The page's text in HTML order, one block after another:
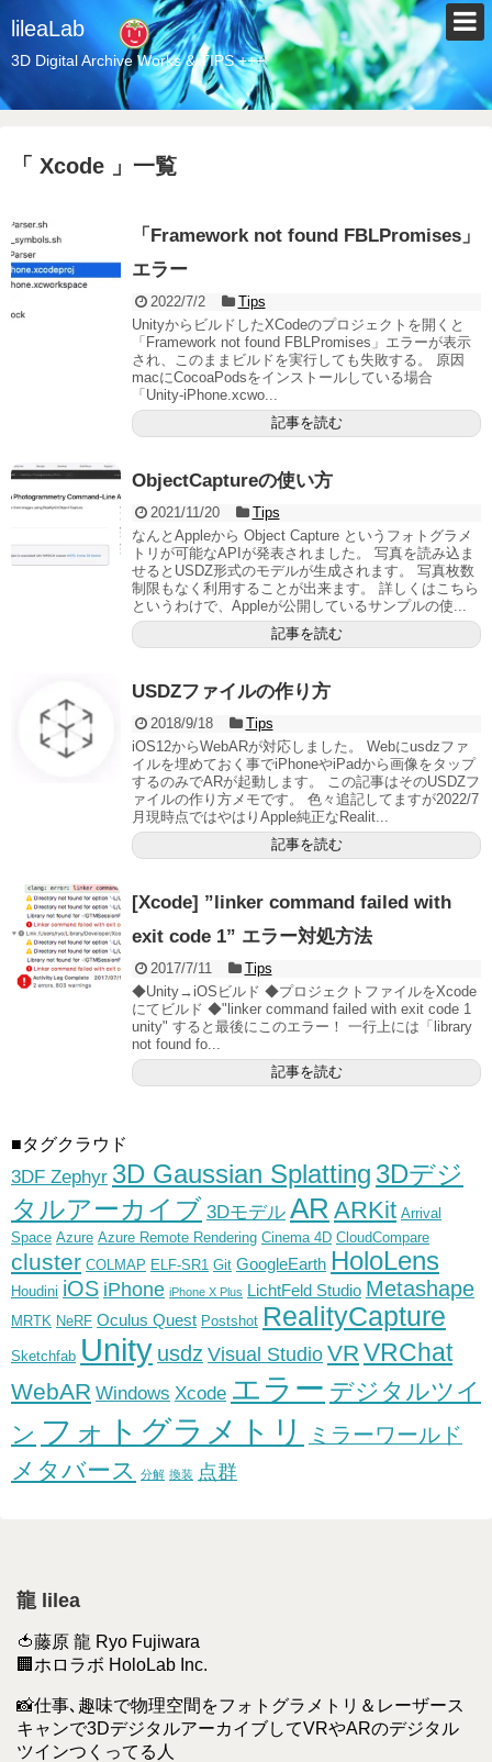
lileaLab
3D Digital Archive Works & TIPS +++
「 Xcode 」一覧
「Framework not found FBLPromises」
エラー
2022/7/2
Tips
UnityからビルドしたXCodeのプロジェクトを開くと
「Framework not found FBLPromises」エラーが表示
され、このままビルドを実行しても失敗する。 原因
macにCocoaPodsをインストールしている場合
「Unity-iPhone.xcwo...
記事を読む
ObjectCaptureの使い方
2021/11/20
Tips
なんとAppleから Object Capture というフォトグラメ
トリが可能なAPIが発表されました。 写真を読み込ま
せるとUSDZ形式のモデルが生成されます。 写真枚数
制限もなく利用することが出来ます。 詳しくはこちら
というわけで、Appleが公開しているサンプルの使...
記事を読む
USDZファイルの作り方
2018/9/18
Tips
iOS12からWebARが対応しました。 Webにusdzファ
イルを埋めておく事でiPhoneやiPadから画像をタップ
するのみでARが起動します。 この記事はそのUSDZフ
ァイルの作り方メモです。 色々追記してますが2022/7
月現時点ではやはりApple純正なRealit...
記事を読む
[Xcode] ”linker command failed with
exit code 1” エラー対処方法
2017/7/11
Tips
◆Unity→iOSビルド ◆プロジェクトファイルをXcode
にてビルド ◆"linker command failed with exit code 1
unity" すると最後にこのエラー！ 一行上には「library
not found fo...
記事を読む
■タグクラウド
3DF Zephyr 3D Gaussian Splatting 3Dデジ
タルアーカイブ 3Dモデル AR ARKit Arrival
Space Azure Azure Remote Rendering Cinema 4D CloudCompare
cluster COLMAP ELF-SR1 Git GoogleEarth HoloLens
Houdini iOS iPhone iPhone X Plus LichtFeld Studio Metashape
MRTK NeRF Oculus Quest Postshot RealityCapture
Sketchfab Unity usdz Visual Studio VR VRChat
WebAR Windows Xcode エラー デジタルツイ
ン フォトグラメトリ ミラーワールド
メタバース 分解 換装 点群
龍 lilea
🍅藤原 龍 Ryo Fujiwara
🏢ホロラボ HoloLab Inc.
📸仕事､趣味で物理空間をフォトグラメトリ＆レーザース
キャンで3DデジタルアーカイブしてVRやARのデジタル
ツインつくってる人